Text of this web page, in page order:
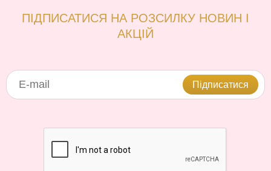
ПІДПИСАТИСЯ НА РОЗСИЛКУ НОВИН І
АКЦІЙ
Підписатися